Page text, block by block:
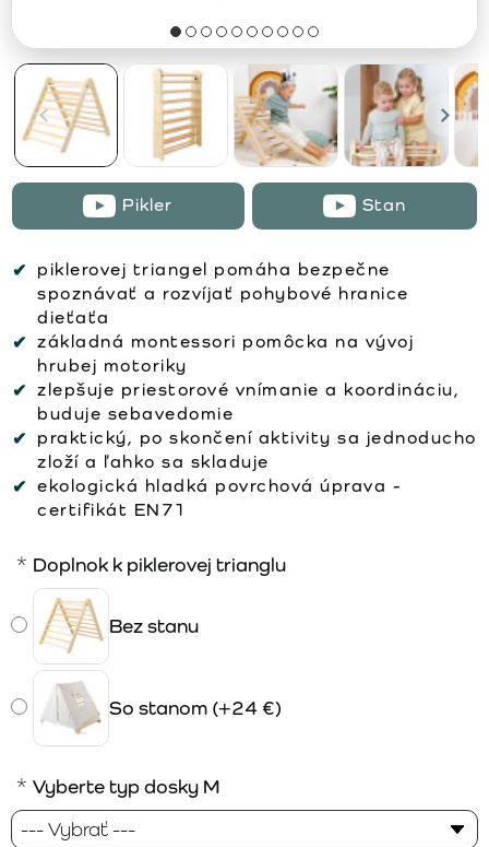
Pikler Stan
piklerovej triangel pomáha bezpečne
spoznávať a rozvíjať pohybové hranice
dieťaťa
základná montessori pomôcka na vývoj
hrubej motoriky
zlepšuje priestorové vnímanie a koordináciu,
buduje sebavedomie
praktický, po skončení aktivity sa jednoducho
zloží a ľahko sa skladuje
ekologická hladká povrchová úprava -
certifikát EN71
Doplnok k piklerovej trianglu
Bez stanu
So stanom (+24 €)
Vyberte typ dosky M